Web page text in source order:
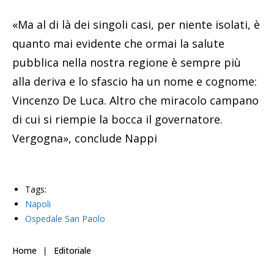
«Ma al di là dei singoli casi, per niente isolati, è
quanto mai evidente che ormai la salute
pubblica nella nostra regione è sempre più
alla deriva e lo sfascio ha un nome e cognome:
Vincenzo De Luca. Altro che miracolo campano
di cui si riempie la bocca il governatore.
Vergogna», conclude Nappi
Tags:
Napoli
Ospedale San Paolo
Home Editoriale